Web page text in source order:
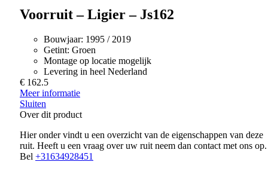
Voorruit – Ligier – Js162
Bouwjaar: 1995 / 2019
Getint: Groen
Montage op locatie mogelijk
Levering in heel Nederland
€ 162.5
Meer informatie
Sluiten
Over dit product
Hier onder vindt u een overzicht van de eigenschappen van deze
ruit. Heeft u een vraag over uw ruit neem dan contact met ons op.
Bel +31634928451